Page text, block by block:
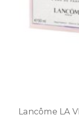
Lancôme LA